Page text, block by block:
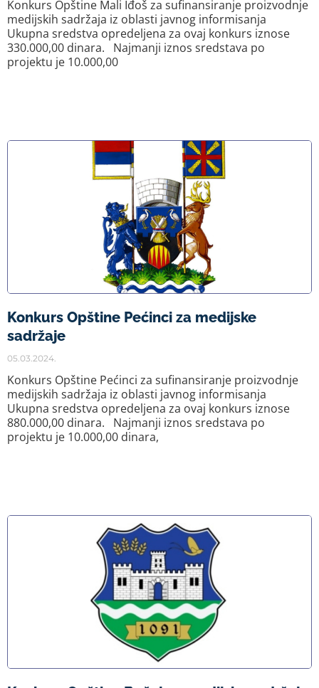
Konkurs Opštine Mali Iđoš za sufinansiranje proizvodnje
medijskih sadržaja iz oblasti javnog informisanja
Ukupna sredstva opredeljena za ovaj konkurs iznose
330.000,00 dinara. Najmanji iznos sredstava po
projektu je 10.000,00
Konkurs Opštine Pećinci za medijske
sadržaje
05.03.2024.
Konkurs Opštine Pećinci za sufinansiranje proizvodnje
medijskih sadržaja iz oblasti javnog informisanja
Ukupna sredstva opredeljena za ovaj konkurs iznose
880.000,00 dinara. Najmanji iznos sredstava po
projektu je 10.000,00 dinara,